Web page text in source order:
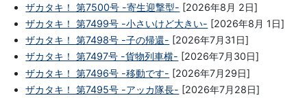
ザカタキ！ 第7500号 -寄生迎撃型- [2026年8月 2日]
ザカタキ！ 第7499号 -小さいけど大きい- [2026年8月 1日]
ザカタキ！ 第7498号 -子の帰還- [2026年7月31日]
ザカタキ！ 第7497号 -貨物列車横- [2026年7月30日]
ザカタキ！ 第7496号 -移動です- [2026年7月29日]
ザカタキ！ 第7495号 -アッカ隊長- [2026年7月28日]